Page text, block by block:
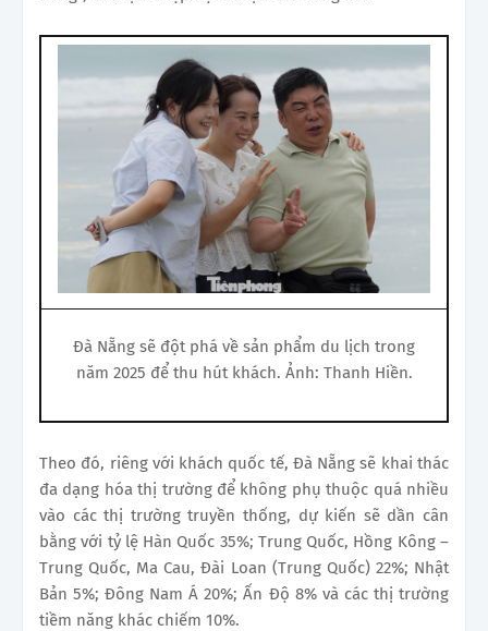
Đà Nẵng sẽ đột phá về sản phẩm du lịch trong
năm 2025 để thu hút khách. Ảnh: Thanh Hiền.
Theo đó, riêng với khách quốc tế, Đà Nẵng sẽ khai thác
đa dạng hóa thị trường để không phụ thuộc quá nhiều
vào các thị trường truyền thống, dự kiến sẽ dần cân
bằng với tỷ lệ Hàn Quốc 35%; Trung Quốc, Hồng Kông –
Trung Quốc, Ma Cau, Đài Loan (Trung Quốc) 22%; Nhật
Bản 5%; Đông Nam Á 20%; Ấn Độ 8% và các thị trường
tiềm năng khác chiếm 10%.